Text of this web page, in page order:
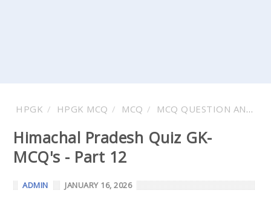
HPGK HPGK MCQ MCQ MCQ QUESTION AND ANSWER
Himachal Pradesh Quiz GK-
MCQ's - Part 12
ADMIN JANUARY 16, 2026